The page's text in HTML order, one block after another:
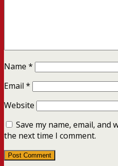
Name *
Email *
Website
Save my name, email,
the next time I comment.